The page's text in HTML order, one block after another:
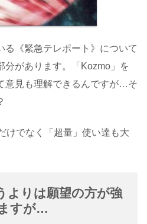
る《緊急テレポート》について
分があります。「Kozmo」を
意見も理解できるんですが…そ
けでなく「超量」使い達も大
よりは願望の方が強
すが…